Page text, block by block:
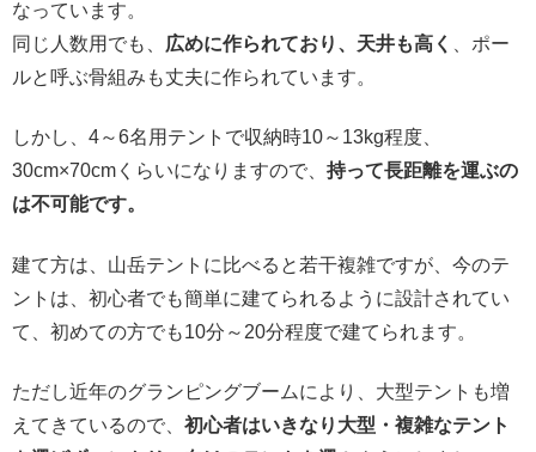
なっています。
同じ人数用でも、 広めに作られており、天井も高く
、ポー
ルと呼ぶ骨組みも丈夫に作られています。
しかし、4～6名用テントで収納時10～13kg程度、
30cm×70cmくらいになりますので、 持って長距離を運ぶの
は不可能です。
建て方は、山岳テントに比べると若干複雑ですが、今のテ
ントは、初心者でも簡単に建てられるように設計されてい
て、初めての方でも10分～20分程度で建てられます。
ただし近年のグランピングブームにより、大型テントも増
えてきているので、 初心者はいきなり大型・複雑なテント